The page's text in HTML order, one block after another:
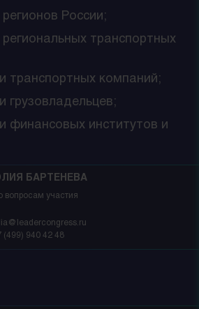
России;
транспортных
транспортных компаний;
грузовладельцев;
финансовых институтов и
БАРТЕНЕВА
вопросам участия
(499) 940 42 48